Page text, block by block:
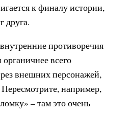
к финалу истории,
друга.
противоречия
всего
внешних персонажей,
например,
– там это очень